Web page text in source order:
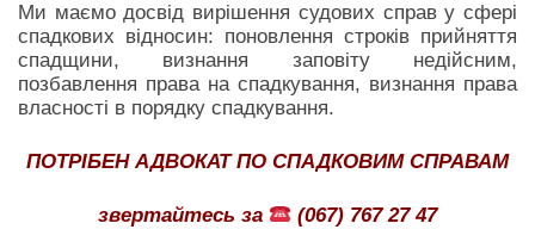
Ми маємо досвід вирішення судових справ у сфері
спадкових відносин: поновлення строків прийняття
спадщини, визнання заповіту недійсним,
позбавлення права на спадкування, визнання права
власності в порядку спадкування.
ПОТРІБЕН АДВОКАТ ПО СПАДКОВИМ СПРАВАМ
звертайтесь за (067) 767 27 47